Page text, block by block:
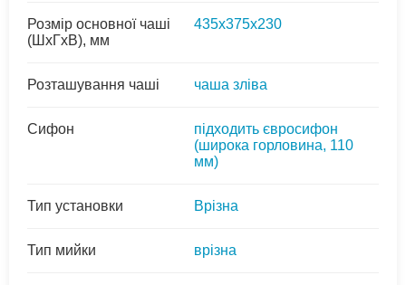
Розмір основної чаші
(ШхГхВ), мм
435х375х230
Розташування чаші чаша зліва
Сифон
підходить євросифон
(широка горловина, 110
мм)
Тип установки Врізна
Тип мийки врізна